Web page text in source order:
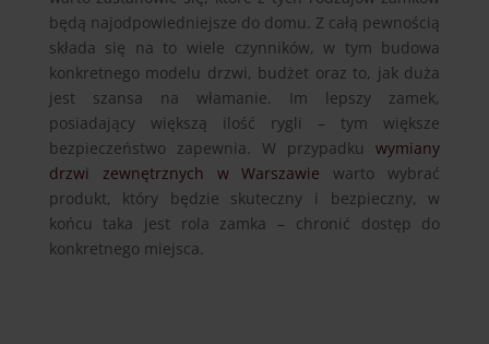
będą najodpowiedniejsze do domu. Z całą pewnością
składa się na to wiele czynników, w tym budowa
konkretnego modelu drzwi, budżet oraz to, jak duża
jest szansa na włamanie. Im lepszy zamek,
posiadający większą ilość rygli – tym większe
bezpieczeństwo zapewnia. W przypadkuwymiany
drzwi zewnętrznych w Warszawie warto wybrać
produkt, który będzie skuteczny i bezpieczny, w
końcu taka jest rola zamka – chronić dostęp do
konkretnego miejsca.